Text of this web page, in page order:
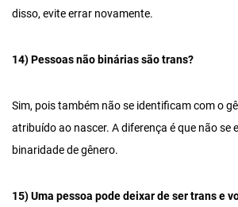
disso, evite errar novamente.
14) Pessoas não binárias são trans?
Sim, pois também não se identificam com o
atribuído ao nascer. A diferença é que não se
binaridade de gênero.
15) Uma pessoa pode deixar de ser trans e